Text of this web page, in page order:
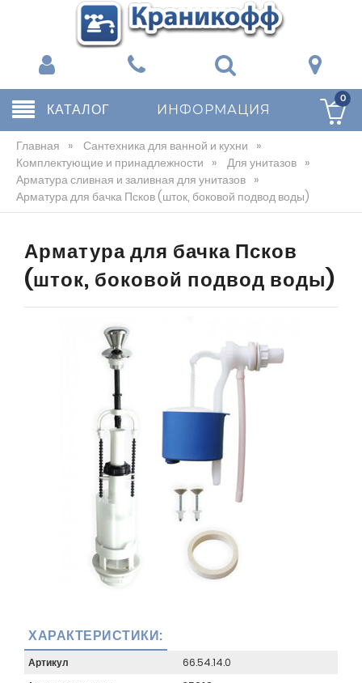
КАТАЛОГ ИНФОРМАЦИЯ
0
Главная » Сантехника для ванной и кухни »
Комплектующие и принадлежности » Для унитазов »
Арматура сливная и заливная для унитазов »
Арматура для бачка Псков (шток, боковой подвод воды)
Арматура для бачка Псков
(шток, боковой подвод воды)
ХАРАКТЕРИСТИКИ:
Артикул
66.54.14.0